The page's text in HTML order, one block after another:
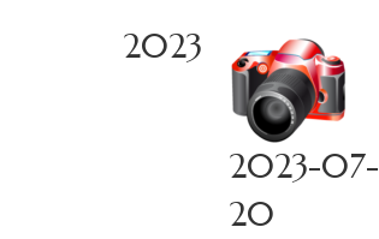
2023
2023-07-
20